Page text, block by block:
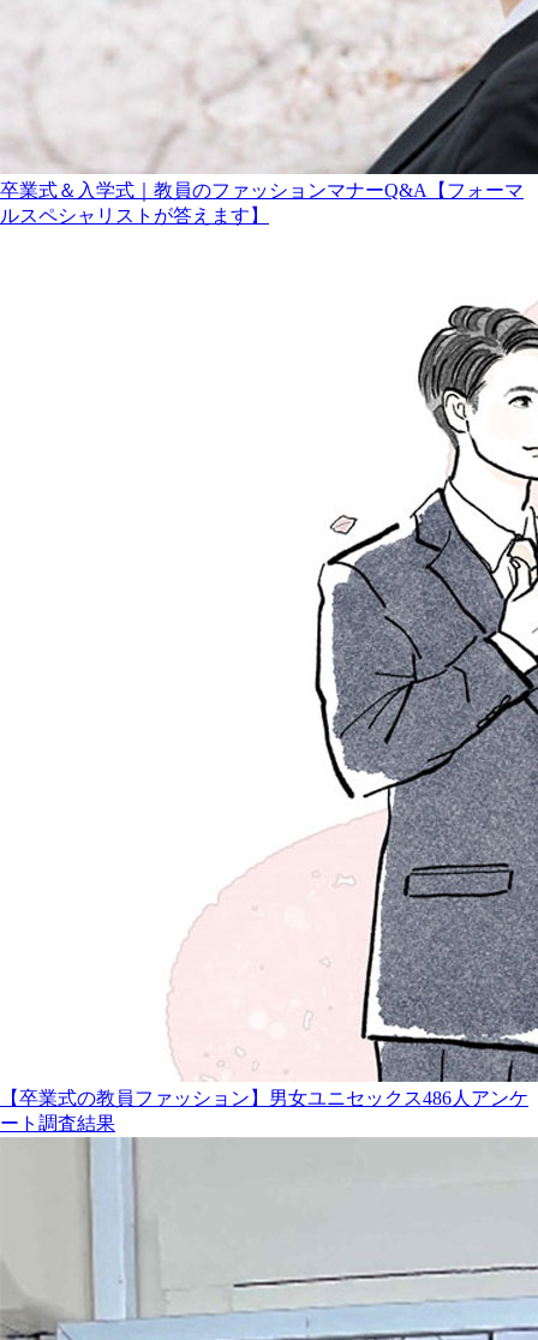
卒業式＆入学式｜教員のファッションマナーQ&A【フォーマ
ルスペシャリストが答えます】
【卒業式の教員ファッション】男女ユニセックス486人アンケ
ート調査結果